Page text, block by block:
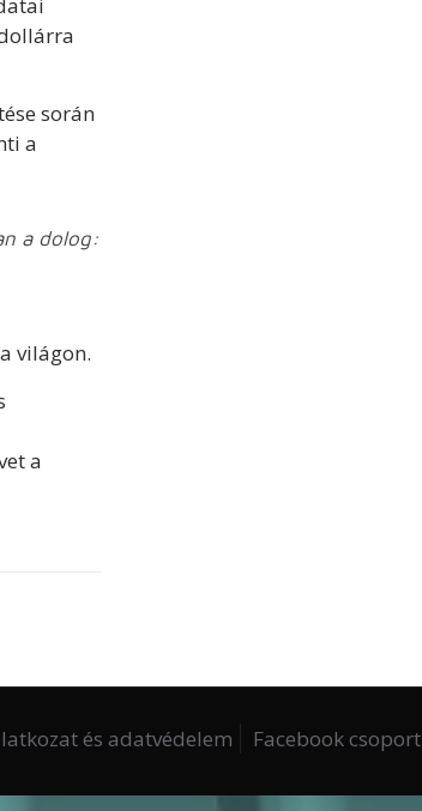
során
a
a dolog:
világon.
a
és adatvédelem Facebook csoport